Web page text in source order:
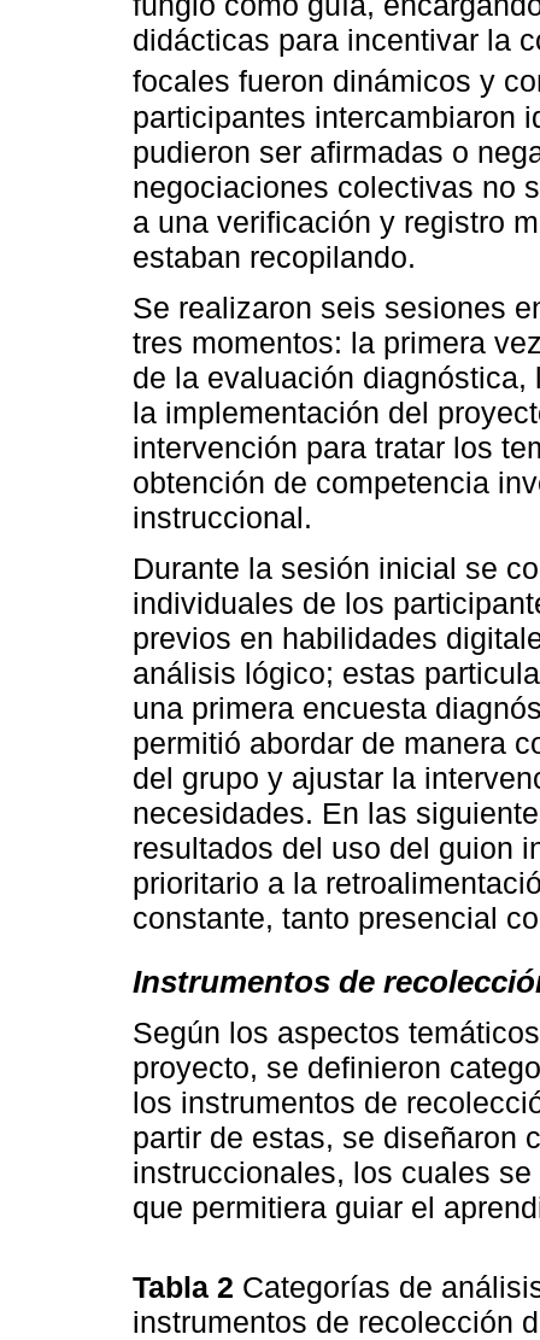
didácticas para incentivar la
focales fueron dinámicos y
participantes intercambiaron
pudieron ser afirmadas o
negociaciones colectivas no
a una verificación y registro
estaban recopilando.
Se realizaron seis sesiones
tres momentos: la primera
de la evaluación
la implementación del
intervención para tratar los
obtención de competencia
instruccional.
Durante la sesión inicial se
individuales de los
previos en habilidades
análisis lógico; estas
una primera encuesta
permitió abordar de manera
del grupo y ajustar la
necesidades. En las
resultados del uso del guion
prioritario a la
constante, tanto presencial
Instrumentos de
Según los aspectos
proyecto, se definieron
los instrumentos de
partir de estas, se diseñaron
instruccionales, los cuales
que permitiera guiar el
Tabla 2 Categorías de
instrumentos de recolección